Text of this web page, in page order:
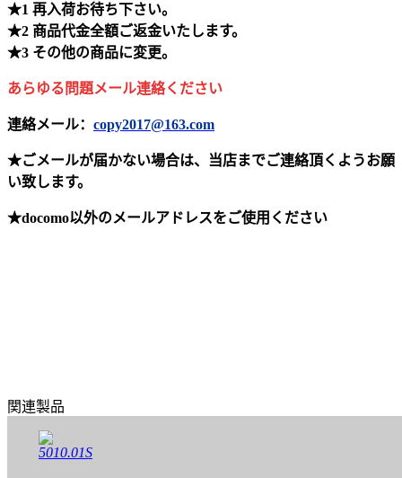
★1 再入荷お待ち下さい。
★2 商品代金全額ご返金いたします。
★3 その他の商品に変更。
あらゆる問題メール連絡ください
連絡メール： copy2017@163.com
★ごメールが届かない場合は、当店までご連絡頂くようお願
い致します。
★docomo以外のメールアドレスをご使用ください
関連製品
5010.01S